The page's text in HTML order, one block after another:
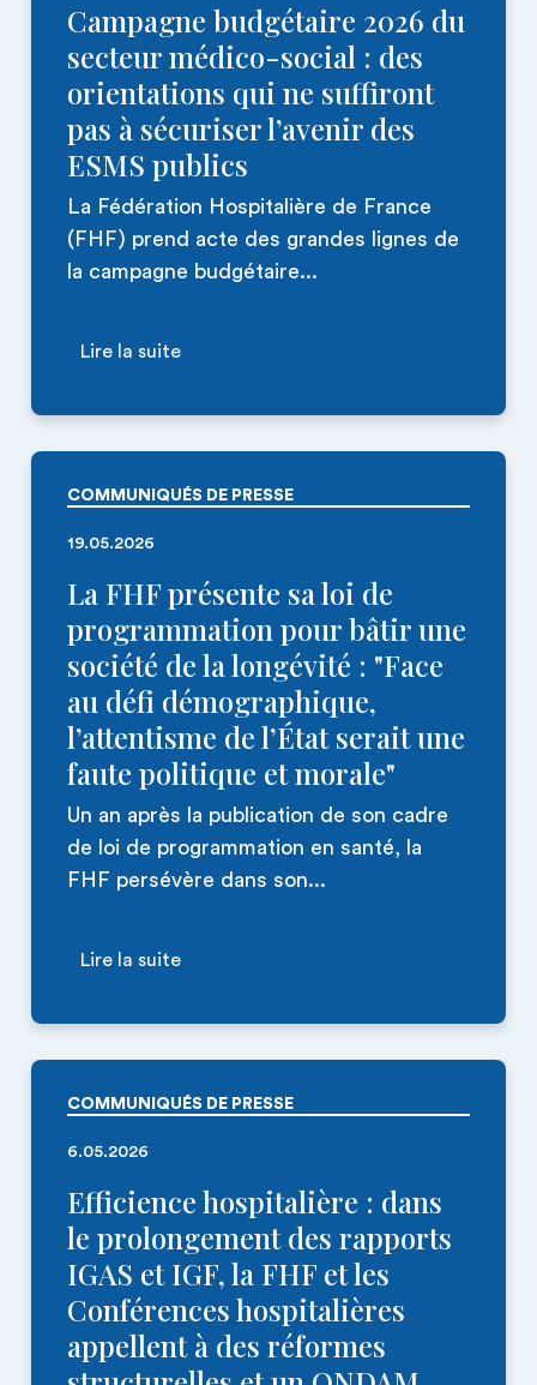
Campagne budgétaire 2026 du
secteur médico-social : des
orientations qui ne suffiront
pas à sécuriser l’avenir des
ESMS publics
La Fédération Hospitalière de France
(FHF) prend acte des grandes lignes de
la campagne budgétaire...
Lire la suite
COMMUNIQUÉS DE PRESSE
19.05.2026
La FHF présente sa loi de
programmation pour bâtir une
société de la longévité : "Face
au défi démographique,
l’attentisme de l’État serait une
faute politique et morale"
Un an après la publication de son cadre
de loi de programmation en santé, la
FHF persévère dans son...
Lire la suite
COMMUNIQUÉS DE PRESSE
6.05.2026
Efficience hospitalière : dans
le prolongement des rapports
IGAS et IGF, la FHF et les
Conférences hospitalières
appellent à des réformes